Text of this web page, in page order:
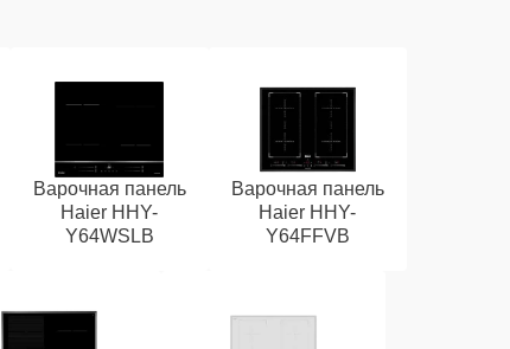
Варочная панель
Haier HHY-
Y64WSLB
Варочная панель
Haier HHY-
Y64FFVB